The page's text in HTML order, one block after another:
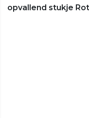
opvallend stukje